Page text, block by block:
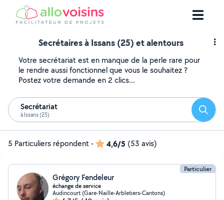
Secrétaires à Issans (25) et alentours
Votre secrétariat est en manque de la perle rare pour
le rendre aussi fonctionnel que vous le souhaitez ?
Postez votre demande en 2 clics...
Secrétariat
à Issans (25)
5 Particuliers répondent- 4,6/5 (53 avis)
Particulier
Grégory Fendeleur
échange de service
Audincourt (Gare-Naille-Arbletiers-Cantons)